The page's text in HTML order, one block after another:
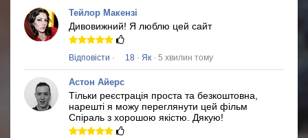
Тейлор Макензі
Дивовижний! Я люблю цей сайт
Відповісти · 18 · Як · 5 хвилин тому
Астон Айерс
Тільки реєстрація проста та безкоштовна,
нарешті я можу переглянути цей фільм
Спіраль з хорошою якістю. Дякую!